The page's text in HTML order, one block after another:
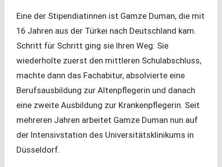
Eine der Stipendiatinnen ist Gamze Duman, die mit
16 Jahren aus der Türkei nach Deutschland kam.
Schritt für Schritt ging sie Ihren Weg: Sie
wiederholte zuerst den mittleren Schulabschluss,
machte dann das Fachabitur, absolvierte eine
Berufsausbildung zur Altenpflegerin und danach
eine zweite Ausbildung zur Krankenpflegerin. Seit
mehreren Jahren arbeitet Gamze Duman nun auf
der Intensivstation des Universitätsklinikums in
Düsseldorf.